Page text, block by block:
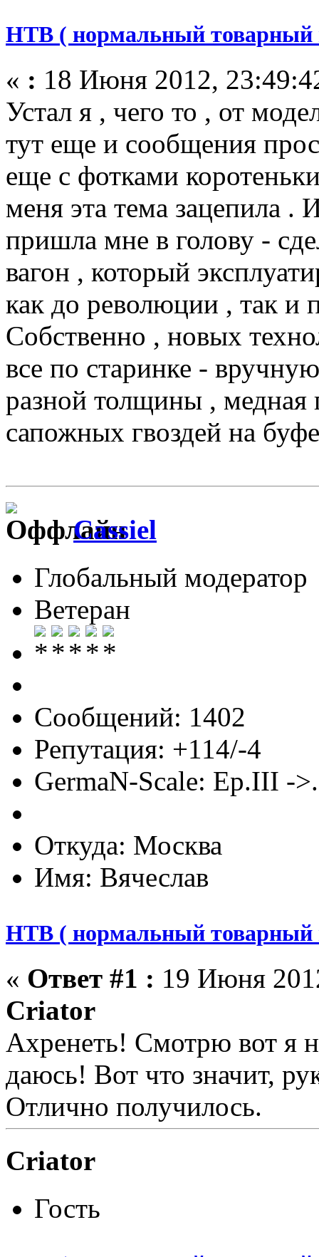
НТВ ( нормальный товарный
« : 18 Июня 2012,
Устал я , чего то , от
тут еще и сообщения
еще с фотками
меня эта тема зацепила .
пришла мне в голову -
вагон , который
как до революции , так и
Собственно , новых
все по старинке -
разной толщины , медная
сапожных гвоздей на
Cassiel
Глобальный модератор
Ветеран
Сообщений: 1402
Репутация: +114/-4
GermaN-Scale: Ep.III -
Откуда: Москва
Имя: Вячеслав
НТВ ( нормальный товарный
« Ответ #1 : 19 Июня
Criator
Ахренеть! Смотрю вот я
даюсь! Вот что значит,
Отлично получилось.
Criator
Гость